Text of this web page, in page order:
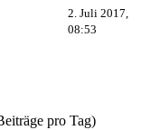
2. Juli 2017,
08:53
pro Tag)